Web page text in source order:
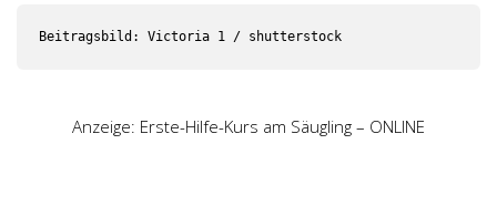
Anzeige: Erste-Hilfe-Kurs am Säugling – ONLINE